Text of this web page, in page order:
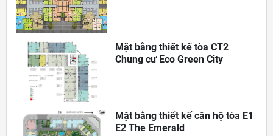
Mặt bằng thiết kế tòa CT2
Chung cư Eco Green City
Mặt bằng thiết kế căn hộ tòa E1
E2 The Emerald